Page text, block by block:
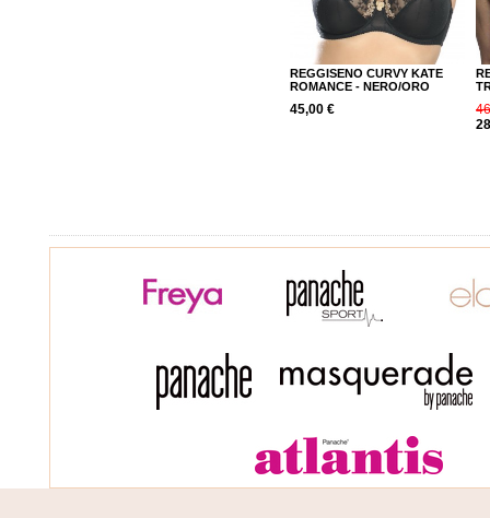
REGGISENO CURVY KATE
ROMANCE - NERO/ORO
45,00 €